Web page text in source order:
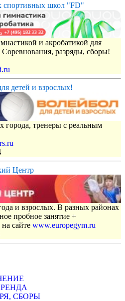
спортивных школ "FD"
и акробатикой для
Соревнования, разряды, сборы!
детей и взрослых!
города, тренеры с реальным
Центр
и взрослых. В разных районах
пробное занятие +
сайте www.europegym.ru
СБОРЫ